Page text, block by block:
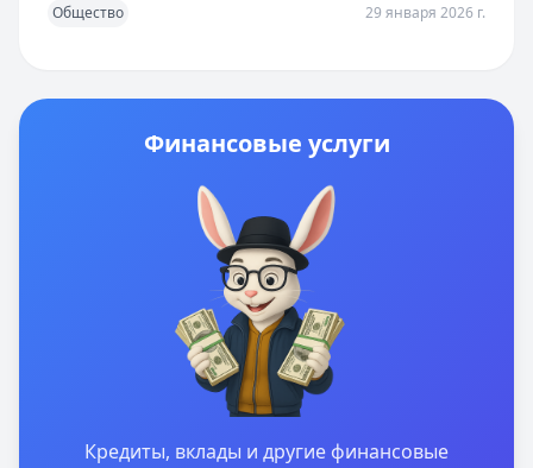
Общество 29 января 2026 г.
Финансовые услуги
Кредиты, вклады и другие финансовые